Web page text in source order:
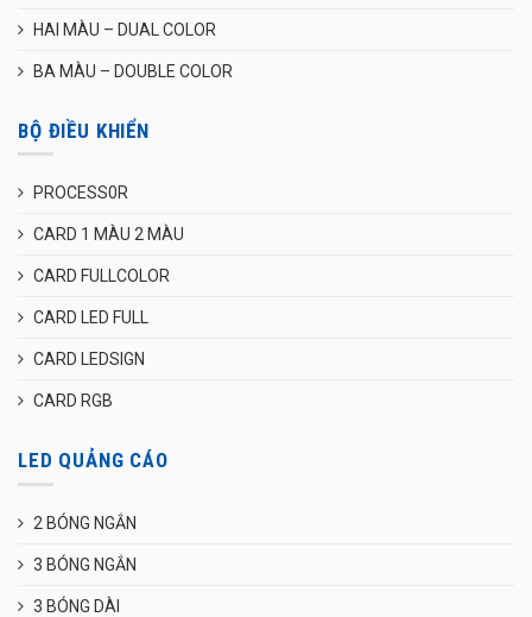
HAI MÀU – DUAL COLOR
BA MÀU – DOUBLE COLOR
BỘ ĐIỀU KHIỂN
PROCESS0R
CARD 1 MÀU 2 MÀU
CARD FULLCOLOR
CARD LED FULL
CARD LEDSIGN
CARD RGB
LED QUẢNG CÁO
2 BÓNG NGẮN
3 BÓNG NGẮN
3 BÓNG DÀI